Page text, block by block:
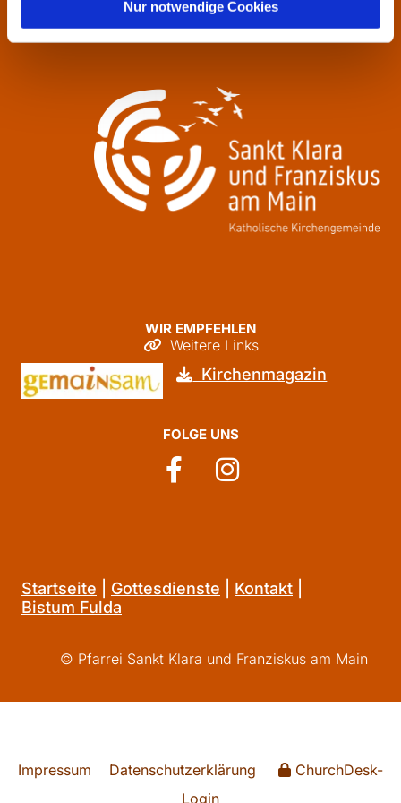
Nur notwendige Cookies
Freitag
09:30 - 12:00
WIR EMPFEHLEN
 Weitere Links
 Kirchenmagazin
FOLGE UNS
Startseite Gottesdienste Kontakt
Bistum Fulda
© Pfarrei Sankt Klara und Franziskus am Main
Impressum Datenschutzerklärung
ChurchDesk-
Login